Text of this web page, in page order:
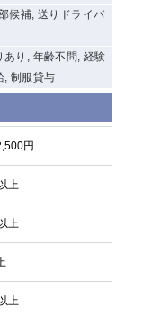
候補, 送りドライバ
あり, 年齢不問, 経験
, 制服貸与
円
上
上
上